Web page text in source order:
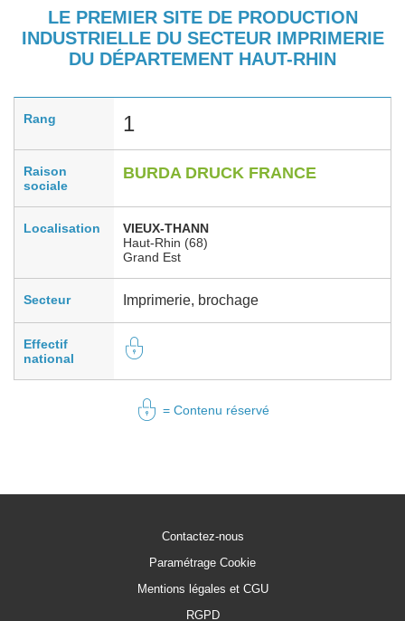
LE PREMIER SITE DE PRODUCTION
INDUSTRIELLE DU SECTEUR IMPRIMERIE
DU DÉPARTEMENT HAUT-RHIN
Rang 1
Raison
sociale
BURDA DRUCK FRANCE
Localisation
VIEUX-THANN
Haut-Rhin (68)
Grand Est
Secteur Imprimerie, brochage
Effectif
national
= Contenu réservé
Contactez-nous
Paramétrage Cookie
Mentions légales et CGU
RGPD